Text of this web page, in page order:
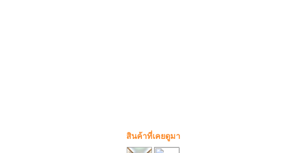
สินค้าที่เคยดูมา